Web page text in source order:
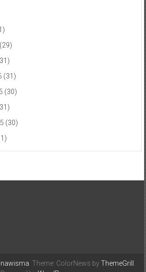
(29)
(31)
(30)
(30)
. Theme: ColorNews byThemeGrill